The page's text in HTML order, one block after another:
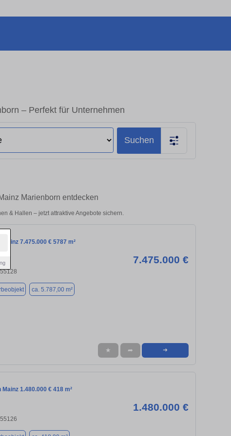
– Perfekt für Unternehmen
Suchen
Marienborn entdecken
& Hallen – jetzt attraktive Angebote sichern.
Mainz 7.475.000 € 5787 m²
7.475.000 €
ca. 5.787,00 m²
★ ➦ ➜
Mainz 1.480.000 € 418 m²
1.480.000 €